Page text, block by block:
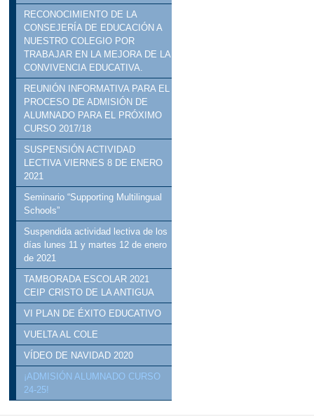
RECONOCIMIENTO DE LA
CONSEJERÍA DE EDUCACIÓN A
NUESTRO COLEGIO POR
TRABAJAR EN LA MEJORA DE LA
CONVIVENCIA EDUCATIVA.
REUNIÓN INFORMATIVA PARA EL
PROCESO DE ADMISIÓN DE
ALUMNADO PARA EL PRÓXIMO
CURSO 2017/18
SUSPENSIÓN ACTIVIDAD
LECTIVA VIERNES 8 DE ENERO
2021
Seminario “Supporting Multilingual
Schools”
Suspendida actividad lectiva de los
días lunes 11 y martes 12 de enero
de 2021
TAMBORADA ESCOLAR 2021
CEIP CRISTO DE LA ANTIGUA
VI PLAN DE ÉXITO EDUCATIVO
VUELTA AL COLE
VÍDEO DE NAVIDAD 2020
¡ADMISIÓN ALUMNADO CURSO
24-25!